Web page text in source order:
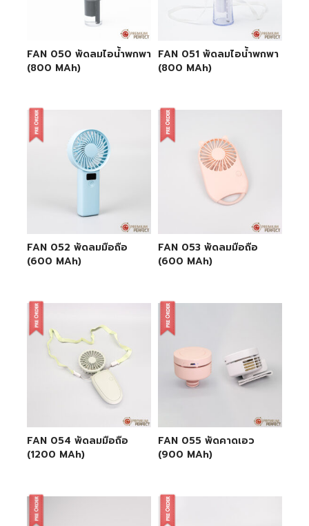
FAN 050 พัดลมไอน้ำพกพา
(800 MAh)
FAN 051 พัดลมไอน้ำพกพา
(800 MAh)
FAN 052 พัดลมมือถือ
(600 MAh)
FAN 053 พัดลมมือถือ
(600 MAh)
FAN 054 พัดลมมือถือ
(1200 MAh)
FAN 055 พัดคาดเอว
(900 MAh)